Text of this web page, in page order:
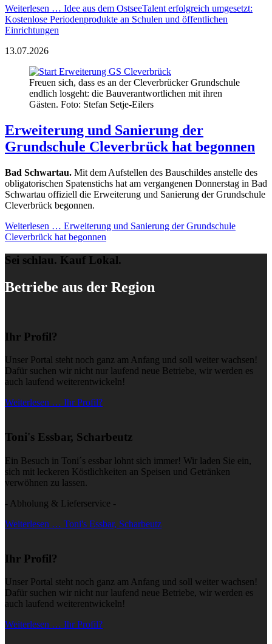
Weiterlesen … Idee aus dem OstseeTalent erfolgreich umgesetzt:
Kostenlose Periodenprodukte an Schulen und öffentlichen
Einrichtungen
13.07.2026
Freuen sich, dass es an der Cleverbrücker Grundschule
endlich losgeht: die Bauverantwortlichen mit ihren
Gästen. Foto: Stefan Setje-Eilers
Erweiterung und Sanierung der
Grundschule Cleverbrück hat begonnen
Bad Schwartau. Mit dem Aufstellen des Bauschildes anstelle des
obligatorischen Spatenstichs hat am vergangenen Donnerstag in Bad
Schwartau offiziell die Erweiterung und Sanierung der Grundschule
Cleverbrück begonnen.
Weiterlesen … Erweiterung und Sanierung der Grundschule
Cleverbrück hat begonnen
Sei schlau. Kauf Lokal.
Betriebe aus der Region
Ihr Profil?
Unser Portal steht noch ganz am Anfang und soll weiter wachsen!
Dafür suchen wir nicht nur laufend neue Betriebe, wir werden es
auch laufend weiterentwickeln!
Weiterlesen … Ihr Profil?
Toni's Essbar, Scharbeutz
Ein Besuch in Toni´s essbar lohnt sich immer! Wir laden Sie ein,
sich mit leckeren Köstlichkeiten an Speisen und Getränken
verwöhnen zu lassen.
- Abholung & Lieferservice -
Weiterlesen … Toni's Essbar, Scharbeutz
Ihr Profil?
Unser Portal steht noch ganz am Anfang und soll weiter wachsen!
Dafür suchen wir nicht nur laufend neue Betriebe, wir werden es
auch laufend weiterentwickeln!
Weiterlesen … Ihr Profil?